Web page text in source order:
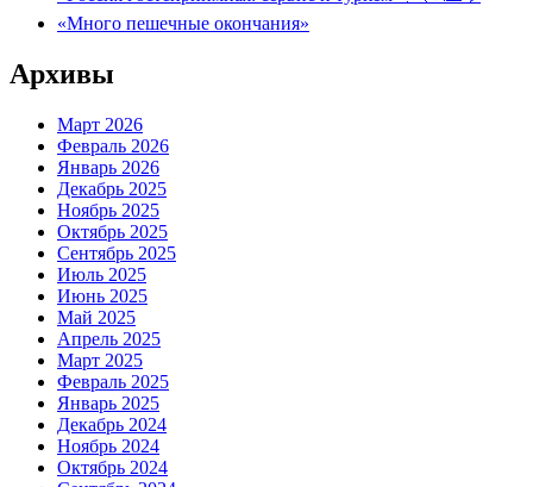
«Много пешечные окончания»
Архивы
Март 2026
Февраль 2026
Январь 2026
Декабрь 2025
Ноябрь 2025
Октябрь 2025
Сентябрь 2025
Июль 2025
Июнь 2025
Май 2025
Апрель 2025
Март 2025
Февраль 2025
Январь 2025
Декабрь 2024
Ноябрь 2024
Октябрь 2024